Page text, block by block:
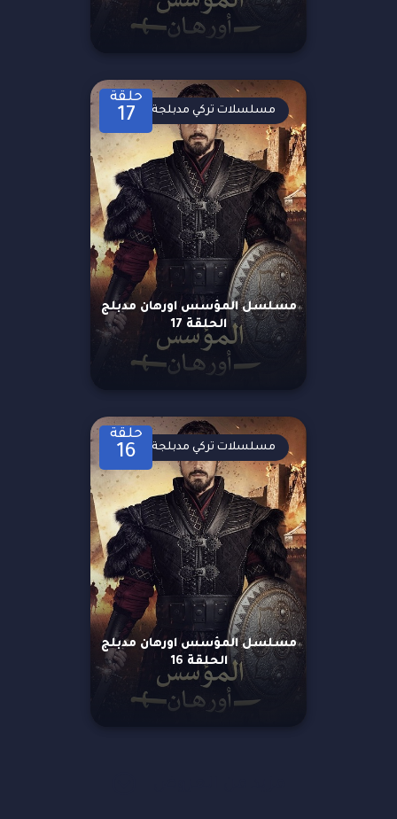
حلقة
17
مسلسل المؤسس اورهان مدبلج
الحلقة 17
مسلسلات تركي مدبلجة
حلقة
16
مسلسل المؤسس اورهان مدبلج
الحلقة 16
مسلسلات تركي مدبلجة